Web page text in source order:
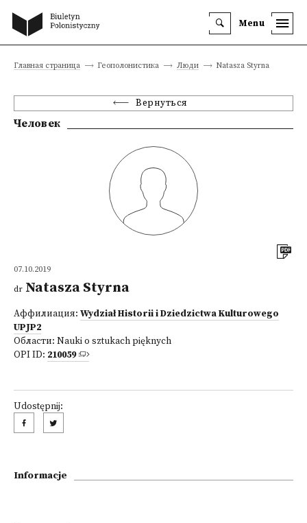
Menu
Главная страница Геополонистика Люди Natasza Styrna
Вернуться
Человек
07.10.2019
dr Natasza Styrna
Аффилиация: Wydział Historii i Dziedzictwa Kulturowego
UPJP2
Области: Nauki o sztukach pięknych
OPI ID: 210059
Udostępnij:
Informacje